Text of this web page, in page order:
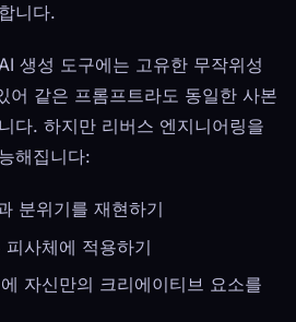
니다.
생성 도구에는 고유한 무작위성
어 같은 프롬프트라도 동일한 사본
다. 하지만 리버스 엔지니어링을
해집니다:
분위기를 재현하기
사체에 적용하기
자신만의 크리에이티브 요소를